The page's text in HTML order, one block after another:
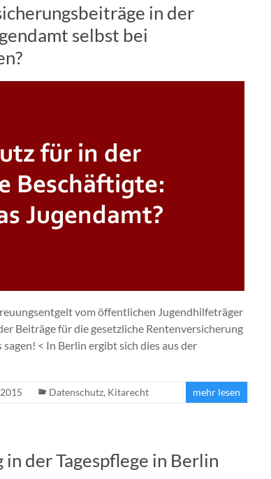
in der
selbst bei
vom öffentlichen Jugendhilfeträger
Beiträge für die gesetzliche Rentenversicherung
< In Berlin ergibt sich dies aus der
Datenschutz, Kitarecht mehr lesen
der Tagespflege in Berlin